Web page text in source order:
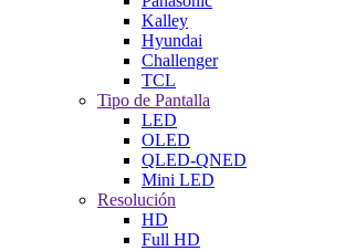
Kalley
Hyundai
Challenger
TCL
Tipo de Pantalla
LED
OLED
QLED-QNED
Mini LED
Resolución
HD
Full HD